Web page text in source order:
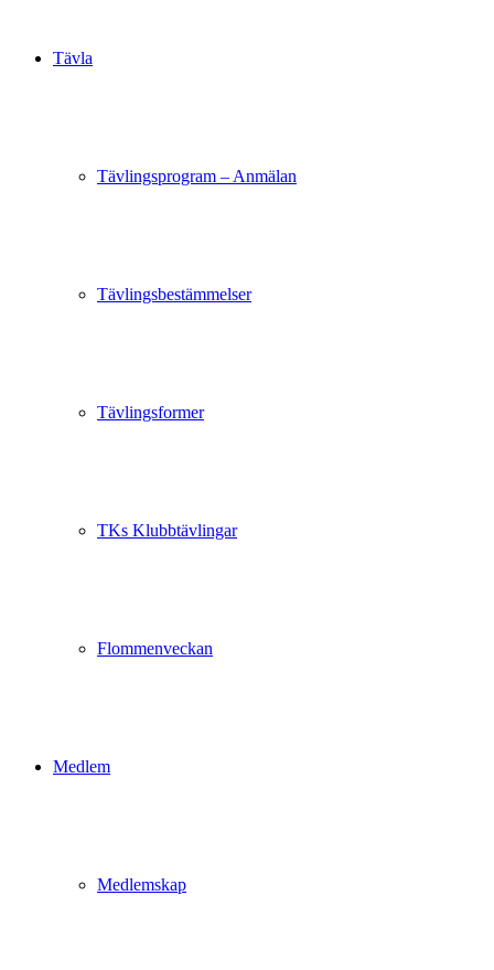
Tävla
Tävlingsprogram – Anmälan
Tävlingsbestämmelser
Tävlingsformer
TKs Klubbtävlingar
Flommenveckan
Medlem
Medlemskap